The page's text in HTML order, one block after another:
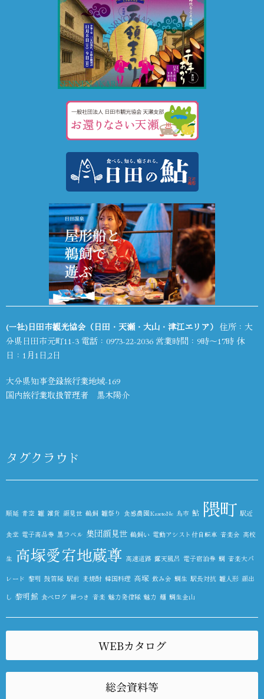
(一社)日田市観光協会（日田・天瀬・大山・津江エリア） 住所：大
分県日田市元町11-3 電話： 0973-22-2036 営業時間：9時～17時 休
日：1月1日,2日
大分県知事登録旅行業地域-169
国内旅行業取扱管理者 黒木陽介
タグクラウド
順延 青空 雛 雑貨 顔見世 鵜飼 雛祭り 食感農園KazetoNe 鳥市 鮎 隈町 駅近
食堂 電子商品券 黒ラベル 集団顔見世 鵜飼い 電動アシスト付自転車 音楽会 高校
生 高塚愛宕地蔵尊 高速道路 露天風呂 電子宿泊券 鯛 音楽大パ
レード 黎明 鼓笛隊 駅前 麦焼酎 韓国料理 高塚 飲み会 鯛生 駅長対抗 雛人形 顔出
し 黎明館 食べログ 餅つき 音楽 魅力発信隊 魅力 麺 鯛生金山
WEBカタログ
総会資料等